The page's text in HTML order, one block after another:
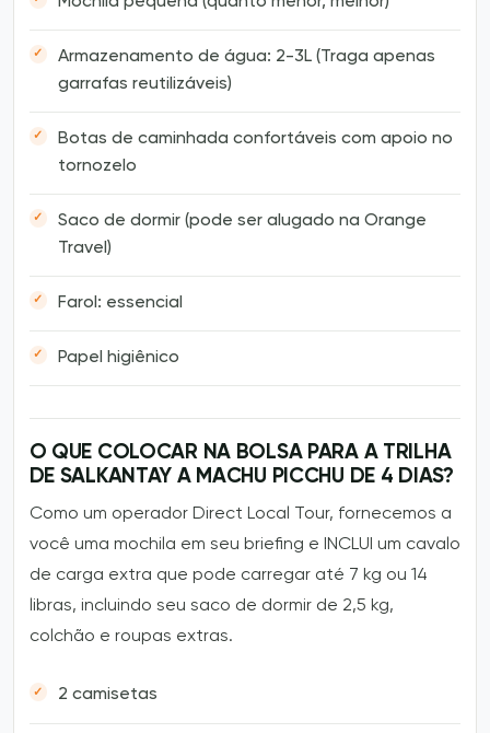
Armazenamento de água: 2-3L (Traga apenas
garrafas reutilizáveis)
Botas de caminhada confortáveis com apoio no
tornozelo
Saco de dormir (pode ser alugado na Orange
Travel)
Farol: essencial
Papel higiênico
O QUE COLOCAR NA BOLSA PARA A TRILHA
DE SALKANTAY A MACHU PICCHU DE 4 DIAS?
Como um operador Direct Local Tour, fornecemos a
você uma mochila em seu briefing e INCLUI um cavalo
de carga extra que pode carregar até 7 kg ou 14
libras, incluindo seu saco de dormir de 2,5 kg,
colchão e roupas extras.
2 camisetas